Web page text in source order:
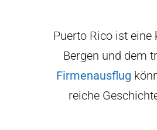
Puerto Rico ist
Bergen und dem
Firmenausflug
reiche